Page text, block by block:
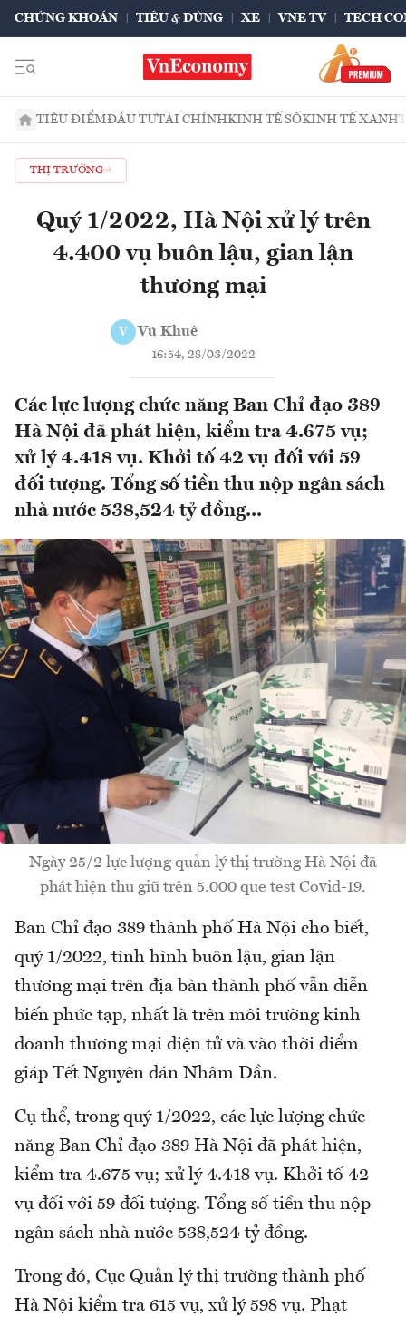
CHỨNG KHOÁN TIÊU & DÙNG XE VNE TV TECH
TIÊU ĐIỂMĐẦU TƯTÀI CHÍNHKINH TẾ SỐKINH TẾ XANH
THỊ TRƯỜNG
Quý 1/2022, Hà Nội xử lý trên
4.400 vụ buôn lậu, gian lận
thương mại
V Vũ Khuê
16:54, 28/03/2022
Các lực lượng chức năng Ban Chỉ đạo 389
Hà Nội đã phát hiện, kiểm tra 4.675 vụ;
xử lý 4.418 vụ. Khởi tố 42 vụ đối với 59
đối tượng. Tổng số tiền thu nộp ngân sách
nhà nước 538,524 tỷ đồng...
Ngày 25/2 lực lượng quản lý thị trường Hà Nội đã
phát hiện thu giữ trên 5.000 que test Covid-19.
Ban Chỉ đạo 389 thành phố Hà Nội cho biết,
quý 1/2022, tình hình buôn lậu, gian lận
thương mại trên địa bàn thành phố vẫn diễn
biến phức tạp, nhất là trên môi trường kinh
doanh thương mại điện tử và vào thời điểm
giáp Tết Nguyên đán Nhâm Dần.
Cụ thể, trong quý 1/2022, các lực lượng chức
năng Ban Chỉ đạo 389 Hà Nội đã phát hiện,
kiểm tra 4.675 vụ; xử lý 4.418 vụ. Khởi tố 42
vụ đối với 59 đối tượng. Tổng số tiền thu nộp
ngân sách nhà nước 538,524 tỷ đồng.
Trong đó, Cục Quản lý thị trường thành phố
Hà Nội kiểm tra 615 vụ, xử lý 598 vụ. Phạt